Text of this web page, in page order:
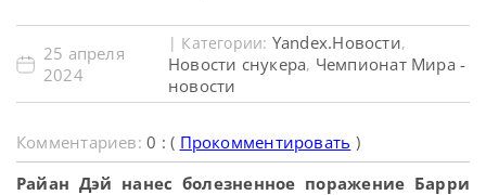
25 апреля
2024
| Категории: Yandex.Новости,
Новости снукера, Чемпионат Мира -
новости
Комментариев:0 : ( Прокомментировать )
Райан Дэй нанес болезненное поражение Барри